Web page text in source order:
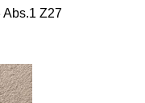
Abs.1 Z27